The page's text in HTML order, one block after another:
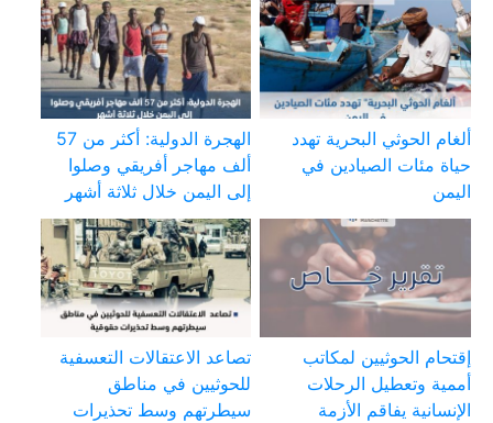
ألغام الحوثي البحرية تهدد
حياة مئات الصيادين في
اليمن
الهجرة الدولية: أكثر من 57
ألف مهاجر أفريقي وصلوا
إلى اليمن خلال ثلاثة أشهر
إقتحام الحوثيين لمكاتب
أممية وتعطيل الرحلات
الإنسانية يفاقم الأزمة
تصاعد الاعتقالات التعسفية
للحوثيين في مناطق
سيطرتهم وسط تحذيرات